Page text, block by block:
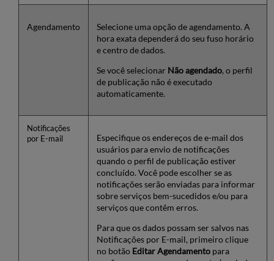
Agendamento
Selecione uma opção de agendamento. A
hora exata dependerá do seu fuso horário
e centro de dados.
Se você selecionar Não agendado, o perfil
de publicação não é executado
automaticamente.
Notificações
por E-mail
Especifique os endereços de e-mail dos
usuários para envio de notificações
quando o perfil de publicação estiver
concluído. Você pode escolher se as
notificações serão enviadas para informar
sobre serviços bem-sucedidos e/ou para
serviços que contêm erros.
Para que os dados possam ser salvos nas
Notificações por E-mail, primeiro clique
no botão Editar Agendamentopara